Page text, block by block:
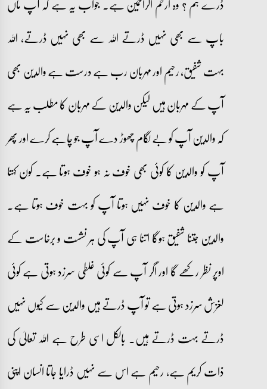
باپ سے بھی نہیں ڈرتے اللہ سے بھی نہیں ڈرتے، اللہ
بہت شفیق، رحیم اور مہربان رب ہے درست ہے والدین بھی
آپ کے مہربان ہیں لیکن والدین کے مہربان کا مطلب یہ ہے
کہ والدین آپ کو بے لگام چھوڑ دے آپ جو چاہے کرے اور پھر
آپ کو والدین کا کوئی بھی خوف نہ ہو خوف ہوتا ہے۔ کون کہتا
ہے والدین کا خوف نہیں ہوتا آپ کو بہت خوف ہوتا ہے۔
والدین جتنا شفیق ہوگا اتنا ہی آپ کی ہر نشست و برخاست کے
اوپر نظر رکھے گا اور اگر آپ سے کوئی غلطی سرزد ہوتی ہے کوئی
لغزش سرزد ہوتی ہے تو آپ ڈرتے ہیں والدین سے کیوں نہیں
ڈرتے بہت ڈرتے ہیں۔ بالکل اسی طرح ہے اللہ تعالیٰ کی
ذات کریم ہے، رحیم ہے اس سے نہیں ڈرایا جاتا انسان اپنی